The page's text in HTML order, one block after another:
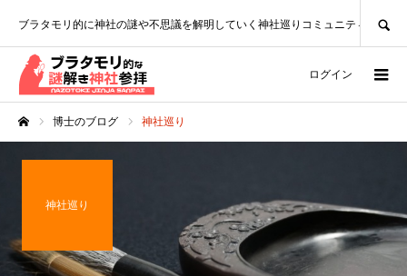
ブラタモリ的に神社の謎や不思議を解明していく神社巡りコミュニティ
ログイン
博士のブログ 神社巡り
神社巡り